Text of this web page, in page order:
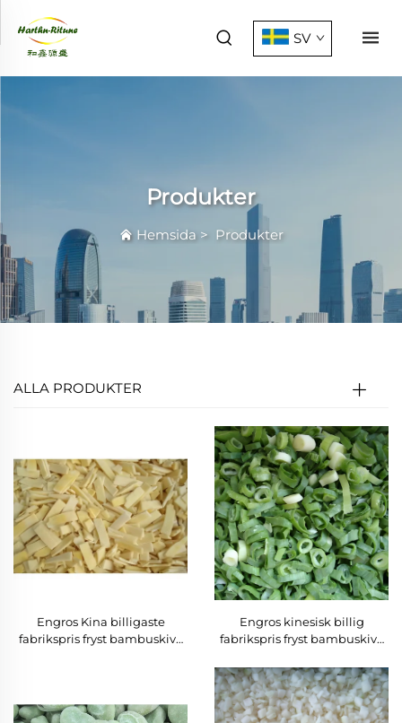
SV
Produkter
Hemsida> Produkter
ALLA PRODUKTER
Engros Kina billigaste
fabrikspris fryst bambuskiva
Engros kinesisk billig
fabrikspris fryst bambuskiva